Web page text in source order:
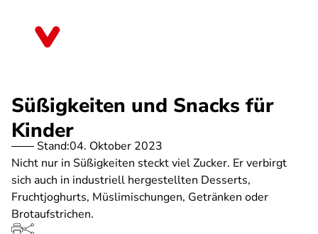
Süßigkeiten und Snacks für
Kinder
Stand:04. Oktober 2023
Nicht nur in Süßigkeiten steckt viel Zucker. Er verbirgt
sich auch in industriell hergestellten Desserts,
Fruchtjoghurts, Müslimischungen, Getränken oder
Brotaufstrichen.